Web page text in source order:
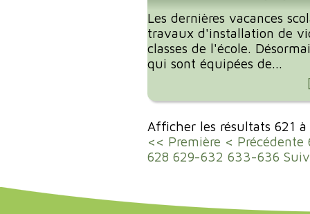
Les dernières vacances
travaux d'installation de
classes de l'école.
qui sont équipées de...
Afficher les résultats 621
<< Première < Précédente
628 629-632 633-636